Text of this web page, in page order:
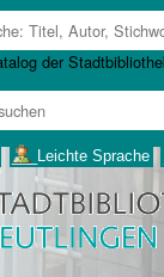
___Leichte Sprache